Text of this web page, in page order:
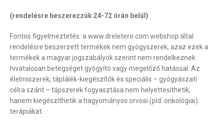
(rendelésre beszerezzük 24-72 órán belül)
Fontos figyelmeztetés: a www.dreletero.com webshop által
rendelésre beszerzett termékek nem gyógyszerek, azaz ezek a
termékek a magyar jogszabályok szerint nem rendelkeznek
hivatalosan betegséget gyógyító vagy megelőző hatással. Az
élelmiszerek, táplálék-kiegészítők és speciális – gyógyászati
célra szánt – tápszerek fogyasztása nem helyettesíthetik,
hanem kiegészíthetik a hagyományos orvosi (pld. onkológiai)
terápiákat.